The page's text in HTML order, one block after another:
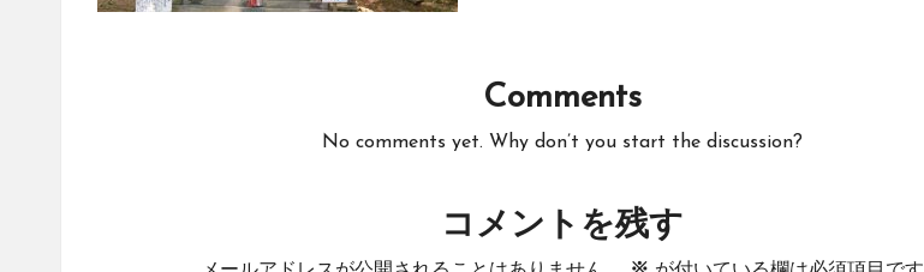
Comments
No comments yet. Why don’t you start the discussion?
コメントを残す